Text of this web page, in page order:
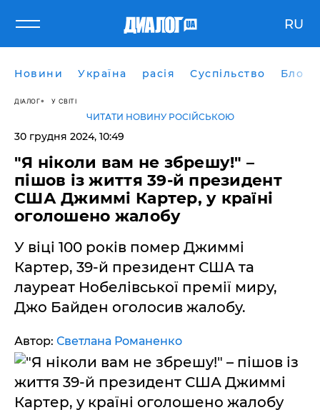
RU
Новини Україна расія Суспільство Блоги
ДІАЛОГ У СВІТІ
ЧИТАТИ НОВИНУ РОСІЙСЬКОЮ
30 грудня 2024, 10:49
"Я ніколи вам не збрешу!" –
пішов із життя 39-й президент
США Джиммі Картер, у країні
оголошено жалобу
У віці 100 років помер Джиммі
Картер, 39-й президент США та
лауреат Нобелівської премії миру,
Джо Байден оголосив жалобу.
Автор: Светлана Романенко